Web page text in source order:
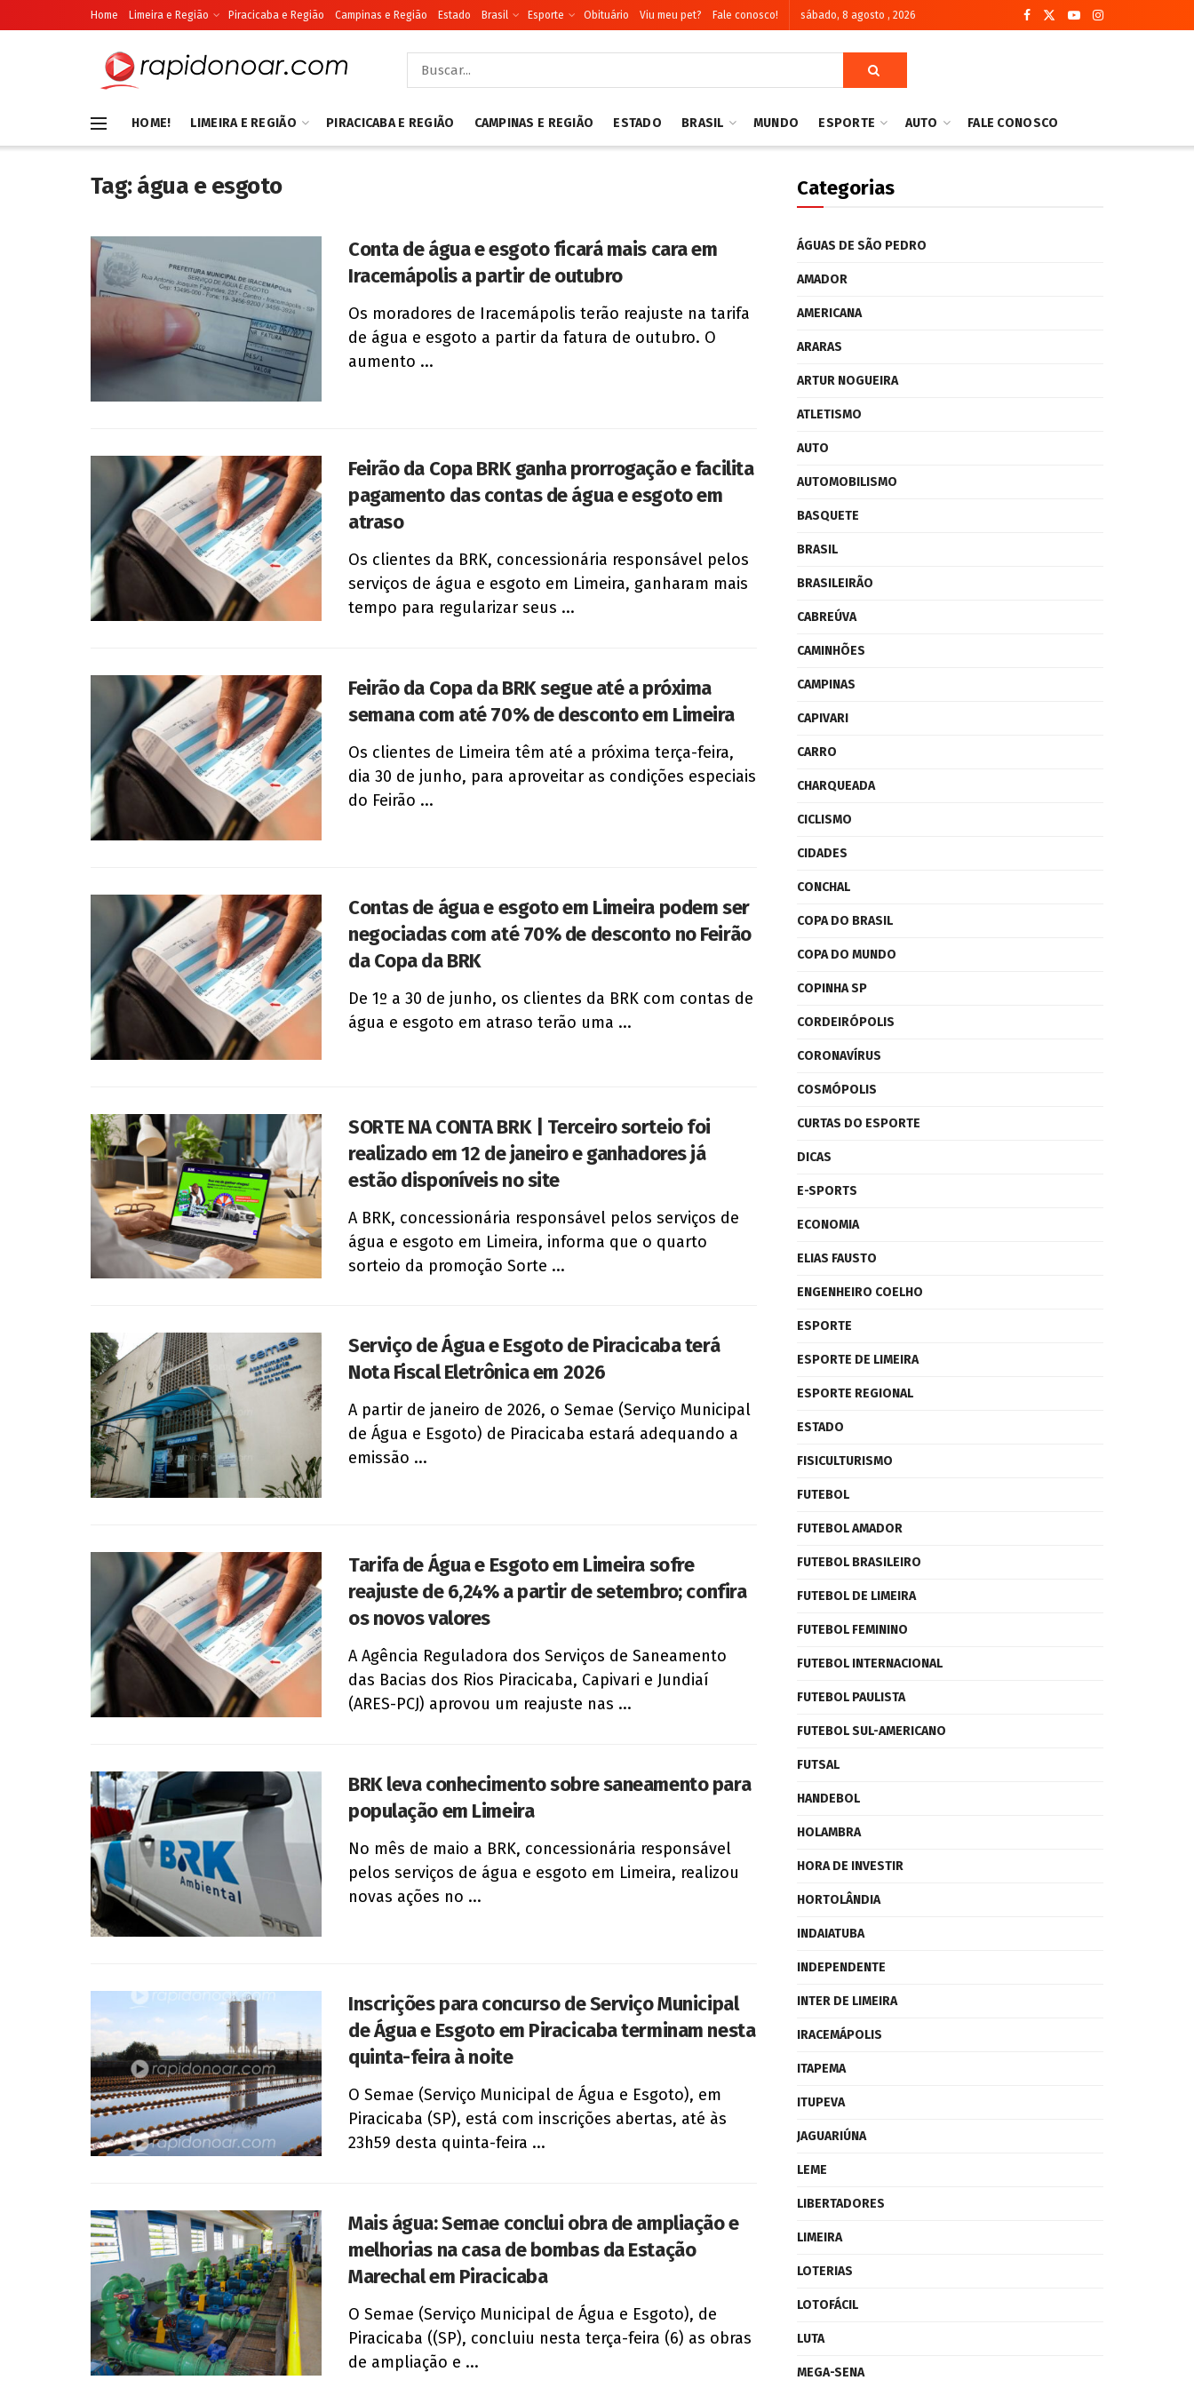
Home Limeira e Região Piracicaba e Região Campinas e Região Estado Brasil Esporte Obituário Viu meu pet? Fale conosco! sábado, 8 agosto , 2026
HOME! LIMEIRA E REGIÃO PIRACICABA E REGIÃO CAMPINAS E REGIÃO ESTADO BRASIL MUNDO ESPORTE AUTO FALE CONOSCO
Tag:água e esgoto
Conta de água e esgoto ficará mais cara em
Iracemápolis a partir de outubro
Os moradores de Iracemápolis terão reajuste na tarifa
de água e esgoto a partir da fatura de outubro. O
aumento ...
Feirão da Copa BRK ganha prorrogação e facilita
pagamento das contas de água e esgoto em
atraso
Os clientes da BRK, concessionária responsável pelos
serviços de água e esgoto em Limeira, ganharam mais
tempo para regularizar seus ...
Feirão da Copa da BRK segue até a próxima
semana com até 70% de desconto em Limeira
Os clientes de Limeira têm até a próxima terça-feira,
dia 30 de junho, para aproveitar as condições especiais
do Feirão ...
Contas de água e esgoto em Limeira podem ser
negociadas com até 70% de desconto no Feirão
da Copa da BRK
De 1º a 30 de junho, os clientes da BRK com contas de
água e esgoto em atraso terão uma ...
SORTE NA CONTA BRK | Terceiro sorteio foi
realizado em 12 de janeiro e ganhadores já
estão disponíveis no site
A BRK, concessionária responsável pelos serviços de
água e esgoto em Limeira, informa que o quarto
sorteio da promoção Sorte ...
Serviço de Água e Esgoto de Piracicaba terá
Nota Fiscal Eletrônica em 2026
A partir de janeiro de 2026, o Semae (Serviço Municipal
de Água e Esgoto) de Piracicaba estará adequando a
emissão ...
Tarifa de Água e Esgoto em Limeira sofre
reajuste de 6,24% a partir de setembro; confira
os novos valores
A Agência Reguladora dos Serviços de Saneamento
das Bacias dos Rios Piracicaba, Capivari e Jundiaí
(ARES-PCJ) aprovou um reajuste nas ...
BRK leva conhecimento sobre saneamento para
população em Limeira
No mês de maio a BRK, concessionária responsável
pelos serviços de água e esgoto em Limeira, realizou
novas ações no ...
Inscrições para concurso de Serviço Municipal
de Água e Esgoto em Piracicaba terminam nesta
quinta-feira à noite
O Semae (Serviço Municipal de Água e Esgoto), em
Piracicaba (SP), está com inscrições abertas, até às
23h59 desta quinta-feira ...
Mais água: Semae conclui obra de ampliação e
melhorias na casa de bombas da Estação
Marechal em Piracicaba
O Semae (Serviço Municipal de Água e Esgoto), de
Piracicaba ((SP), concluiu nesta terça-feira (6) as obras
de ampliação e ...
Categorias
ÁGUAS DE SÃO PEDRO
AMADOR
AMERICANA
ARARAS
ARTUR NOGUEIRA
ATLETISMO
AUTO
AUTOMOBILISMO
BASQUETE
BRASIL
BRASILEIRÃO
CABREÚVA
CAMINHÕES
CAMPINAS
CAPIVARI
CARRO
CHARQUEADA
CICLISMO
CIDADES
CONCHAL
COPA DO BRASIL
COPA DO MUNDO
COPINHA SP
CORDEIRÓPOLIS
CORONAVÍRUS
COSMÓPOLIS
CURTAS DO ESPORTE
DICAS
E-SPORTS
ECONOMIA
ELIAS FAUSTO
ENGENHEIRO COELHO
ESPORTE
ESPORTE DE LIMEIRA
ESPORTE REGIONAL
ESTADO
FISICULTURISMO
FUTEBOL
FUTEBOL AMADOR
FUTEBOL BRASILEIRO
FUTEBOL DE LIMEIRA
FUTEBOL FEMININO
FUTEBOL INTERNACIONAL
FUTEBOL PAULISTA
FUTEBOL SUL-AMERICANO
FUTSAL
HANDEBOL
HOLAMBRA
HORA DE INVESTIR
HORTOLÂNDIA
INDAIATUBA
INDEPENDENTE
INTER DE LIMEIRA
IRACEMÁPOLIS
ITAPEMA
ITUPEVA
JAGUARIÚNA
LEME
LIBERTADORES
LIMEIRA
LOTERIAS
LOTOFÁCIL
LUTA
MEGA-SENA